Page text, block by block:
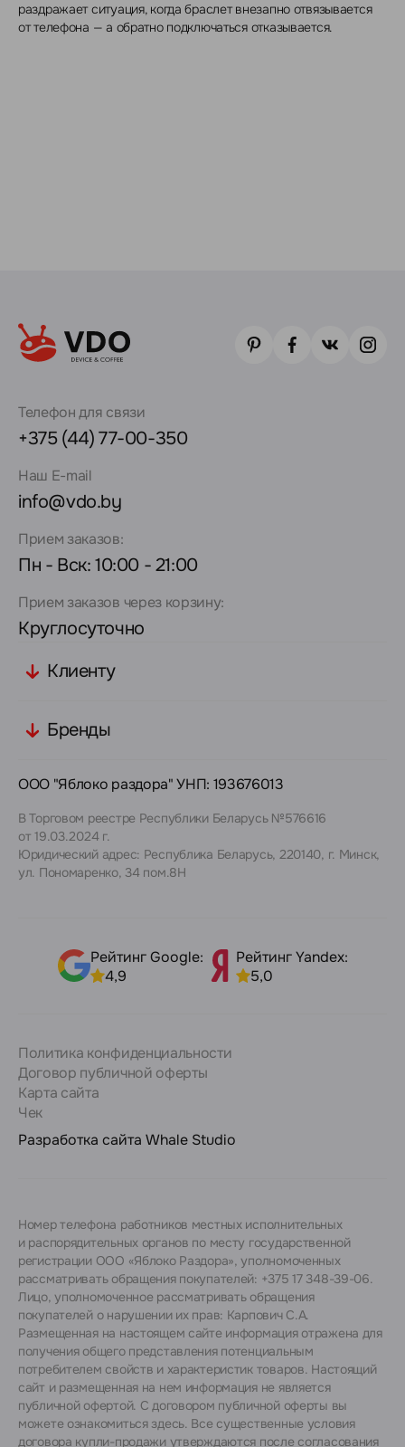
раздражает ситуация, когда браслет внезапно отвязывается
от телефона — а обратно подключаться отказывается.
Телефон для связи
+375 (44) 77-00-350
Наш E-mail
info@vdo.by
Прием заказов:
Пн - Вск: 10:00 - 21:00
Прием заказов через корзину:
Круглосуточно
Клиенту
Бренды
ООО "Яблоко раздора" УНП: 193676013
В Торговом реестре Республики Беларусь №576616
от 19.03.2024 г.
Юридический адрес: Республика Беларусь, 220140, г. Минск,
ул. Пономаренко, 34 пом.8Н
Рейтинг Google:
4,9
Рейтинг Yandex:
5,0
Политика конфиденциальности
Договор публичной оферты
Карта сайта
Чек
Разработка сайта Whale Studio
Номер телефона работников местных исполнительных
и распорядительных органов по месту государственной
регистрации ООО «Яблоко Раздора», уполномоченных
рассматривать обращения покупателей: +375 17 348-39-06.
Лицо, уполномоченное рассматривать обращения
покупателей о нарушении их прав: Карпович С.А.
Размещенная на настоящем сайте информация отражена для
получения общего представления потенциальным
потребителем свойств и характеристик товаров. Настоящий
сайт и размещенная на нем информация не является
публичной офертой. С договором публичной оферты вы
можете ознакомиться здесь. Все существенные условия
договора купли-продажи утверждаются после согласования